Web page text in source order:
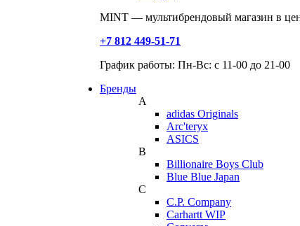
MINT — мультибрендовый магазин в
+7 812 449-51-71
График работы: Пн-Вс: с 11-00 до 21-00
Бренды
A
adidas Originals
Arc'teryx
ASICS
B
Billionaire Boys Club
Blue Blue Japan
C
C.P. Company
Carhartt WIP